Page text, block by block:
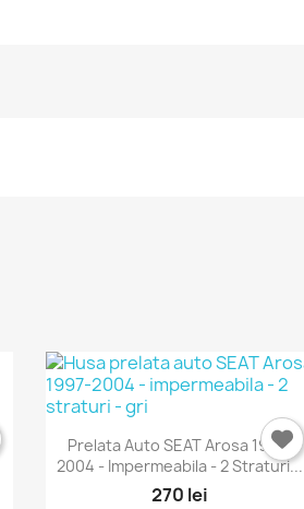
Prelata Auto SEAT Arosa 1997-
2004 - Impermeabila - 2 Straturi...
270 lei